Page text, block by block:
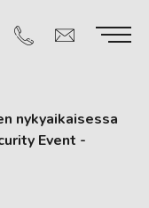
nykyaikaisessa
Event -